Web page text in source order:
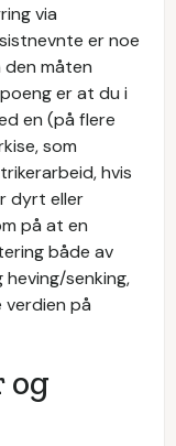
via
er noe
den måten
er at du i
en (på flere
som
hvis
dyrt eller
på at en
både av
senking,
på
og